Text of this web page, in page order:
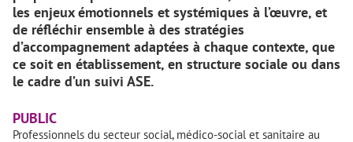
les enjeux émotionnels et systémiques à l’œuvre, et
de réfléchir ensemble à des stratégies
d’accompagnement adaptées à chaque contexte, que
ce soit en établissement, en structure sociale ou dans
le cadre d’un suivi ASE.
PUBLIC
Professionnels du secteur social, médico-social et sanitaire au